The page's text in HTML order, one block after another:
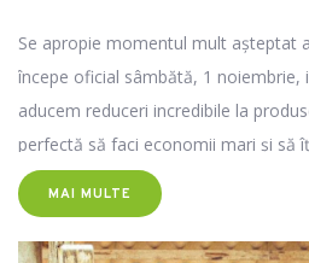
Se apropie momentul mult așteptat
începe oficial sâmbătă, 1 noiembrie,
aducem reduceri incredibile la
perfectă să faci economii mari și să
dorințele înainte de sărbători.
MAI MULTE